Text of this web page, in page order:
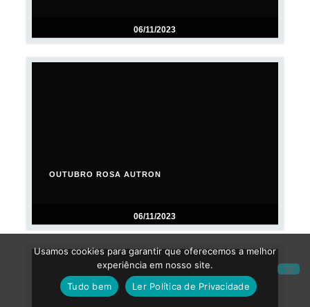
06/11/2023
06/11/2023
OUTUBRO ROSA AUTRON
Usamos cookies para garantir que oferecemos a melhor
experiência em nosso site.
Tudo bem
Ler Política de Privacidade